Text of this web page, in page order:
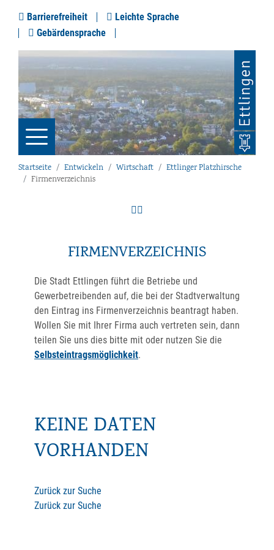
Barrierefreiheit
Leichte Sprache
Gebärdensprache
Startseite Entwickeln Wirtschaft
Ettlinger Platzhirsche
Firmenverzeichnis
FIRMENVERZEICHNIS
Die Stadt Ettlingen führt die Betriebe und
Gewerbetreibenden auf, die bei der Stadtverwaltung
den Eintrag ins Firmenverzeichnis beantragt haben.
Wollen Sie mit Ihrer Firma auch vertreten sein, dann
teilen Sie uns dies bitte mit oder nutzen Sie die
Selbsteintragsmöglichkeit.
KEINE DATEN
VORHANDEN
Zurück zur Suche
Zurück zur Suche